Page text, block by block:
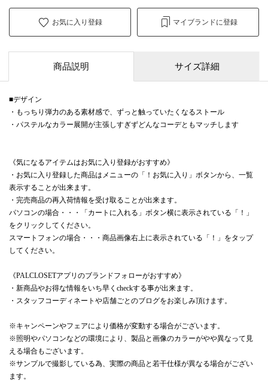
お気に入り登録 マイブランドに登録
商品説明 サイズ詳細
■デザイン
・もっちり弾力のある素材感で、ずっと触っていたくなるストール
・パステルなカラー展開が主張しすぎずどんなコーデともマッチします
《気になるアイテムはお気に入り登録がおすすめ》
・お気に入り登録した商品はメニューの「！お気に入り」ボタンから、一覧
表示することが出来ます。
・完売商品の再入荷情報を受け取ることが出来ます。
パソコンの場合・・・「カートに入れる」ボタン横に表示されている「！」
をクリックしてください。
スマートフォンの場合・・・商品画像右上に表示されている「！」をタップ
してください。
《PALCLOSETアプリのブランドフォローがおすすめ》
・新商品やお得な情報をいち早くcheckする事が出来ます。
・スタッフコーディネートや店舗ごとのブログをお楽しみ頂けます。
※キャンペーンやフェアにより価格が変動する場合がございます。
※照明やパソコンなどの環境により、製品と画像のカラーがやや異なって見
える場合もございます。
※サンプルで撮影している為、実際の商品と若干仕様が異なる場合がござい
ます。